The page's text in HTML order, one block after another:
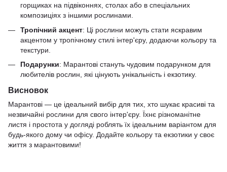
горщиках на підвіконнях, столах або в спеціальних
композиціях з іншими рослинами.
Тропічний акцент: Ці рослини можуть стати яскравим
акцентом у тропічному стилі інтер'єру, додаючи кольору та
текстури.
Подарунки: Марантові стануть чудовим подарунком для
любителів рослин, які цінують унікальність і екзотику.
Висновок
Марантові — це ідеальний вибір для тих, хто шукає красиві та
незвичайні рослини для свого інтер'єру. Їхнє різноманітне
листя і простота у догляді роблять їх ідеальним варіантом для
будь-якого дому чи офісу. Додайте кольору та екзотики у своє
життя з марантовими!